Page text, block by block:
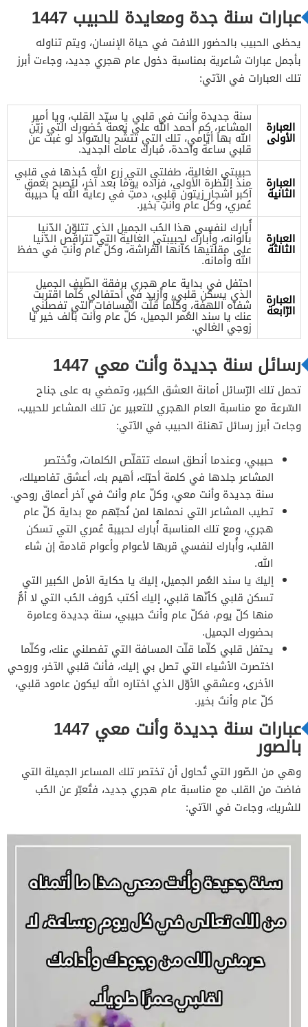
عبارات سنة جدة ومعايدة للحبيب 1447
يحظى الحبيب بالحضور اللافت في حياة الإنسان، ويتم تناوله
بأجمل عبارات شاعرية بمناسبة دخول عام هجري جديد، وجاءت أبرز
تلك العبارات في الآتي:
العبارة
الأولى
سنة جديدة وأنت في قلبي يا سيّد القلب، ويا أمير
المشاعر، كم أحمد الله على نعمة حُضورك التي زيّن
الله بها أيَّامي، تلك التي تتشّح بالسّواد لو غبت عن
قلبي ساعة واحدة، مُبارك عامك الجديد.
العبارة
الثانية
حبيبتي الغالية، طفلتي التي زرع الله حُبذها في قلبي
منذ النّظرة الأولى، فزاده يومًا بعد آخر، ليُصبح بعمق
آكبر أشجار زيتون قلبي، دمتِ في رعاية الله يا حبيبة
عُمري، وكلّ عام وأنتِ بخير.
العبارة
الثالثة
أُبارك لنفسي هذا الحُب الجميل الذي تتلوّن الدّنيا
بألوانه، وأُبارك لحبيبتي الغالية التي تتراقص الدّنيا
على مقلتيها كاّنها الفَراشة، وكلّ عام وأنتِ في حفظ
الله وأمانه.
العبارة
الرّابعة
احتفل في بداية عام هجري برفقة الطّيف الجميل
الذي يسكن قلبي، وأزيد في احتفالي كلّما اقتربت
شفاه اللهفة، وكلّما قلّت المسافات التي تفصلني
عنك يا سند العُمر الجميل، كلّ عام وأنت بألف خير يا
زوجي الغالي.
رسائل سنة جديدة وأنت معي 1447
تحمل تلك الرّسائل أمانة العشق الكبير، وتمضي به على جناح
السّرعة مع مناسبة العام الهجري للتعبير عن تلك المشاعر للحبيب،
وجاءت أبرز رسائل تهنئة الحبيب في الآتي:
حبيبي، وعندما أنطق اسمك تتقلّص الكلمات، وتُختصر
المشاعر جلدها في كلمة أحبّك، أهيم بك، أعشق تفاصيلك،
سنة جديدة وأنت معي، وكلّ عام وأنتَ في آخر أعماق روحي.
تطيب المشاعر التي نحملها لمن نُحبّهم مع بداية كلّ عام
هجري، ومع تلك المناسبة أُبارك لحبيبة عُمري التي تسكن
القلب، وأُبارك لنفسي قربها لأعوام وأعوام قادمة إن شاء
الله.
إليكَ يا سند العُمر الجميل، إليكَ يا حكاية الأمل الكبير التي
تسكن قلبي كأنّها قلبي، إليك أكتب حُروف الحُب التي لا أمُّ
منها كلّ يوم، فكلّ عام وأنتَ حبيبي، سنة جديدة وعامرة
بحضورك الجميل.
يحتفل قلبي كلّما قلّت المسافة التي تفصلني عنك، وكلّما
اختصرت الأشياء التي تصل بي إليك، فأنتَ قلبي الآخر، وروحي
الأخرى، وعشقي الأوّل الذي اختاره الله ليكون عامود قلبي،
كلّ عام وأنتَ بخير.
عبارات سنة جديدة وأنت معي 1447
بالصور
وهي من الصّور التي تُحاول أن تختصر تلك المساعر الجميلة التي
فاضت من القلب مع مناسبة عام هجري جديد، فتُعبّر عن الحُب
للشريك، وجاءت في الآتي: